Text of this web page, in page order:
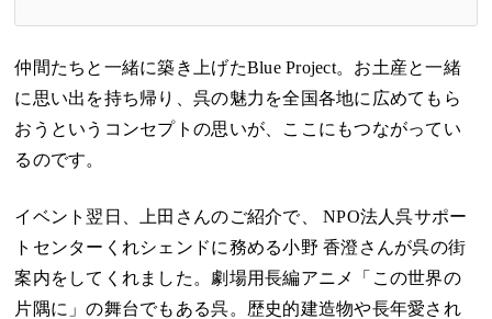
仲間たちと一緒に築き上げたBlue Project。お土産と一緒
に思い出を持ち帰り、呉の魅力を全国各地に広めてもら
おうというコンセプトの思いが、ここにもつながってい
るのです。
イベント翌日、上田さんのご紹介で、NPO法人呉サポー
トセンターくれシェンドに務める小野 香澄さんが呉の街
案内をしてくれました。劇場用長編アニメ「この世界の
片隅に」の舞台でもある呉。歴史的建造物や長年愛され